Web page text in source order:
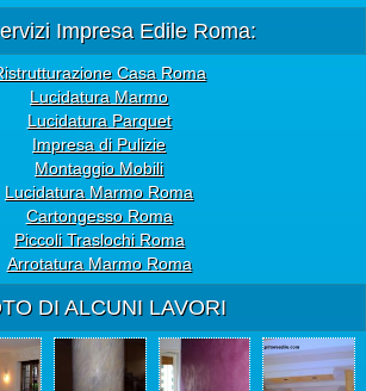
Impresa Edile Roma:
Casa Roma
Lucidatura Marmo
Lucidatura Parquet
Impresa di Pulizie
Montaggio Mobili
Lucidatura Marmo Roma
Cartongesso Roma
Piccoli Traslochi Roma
Arrotatura Marmo Roma
DI ALCUNI LAVORI